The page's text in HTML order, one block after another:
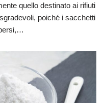
quello destinato ai rifiuti
poiché i sacchetti